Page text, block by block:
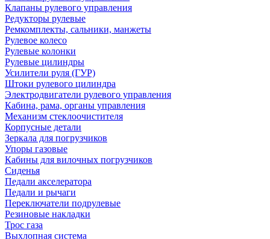
Клапаны рулевого управления
Редукторы рулевые
Ремкомплекты, сальники, манжеты
Рулевое колесо
Рулевые колонки
Рулевые цилиндры
Усилители руля (ГУР)
Штоки рулевого цилиндра
Электродвигатели рулевого управления
Кабина, рама, органы управления
Механизм стеклоочистителя
Корпусные детали
Зеркала для погрузчиков
Упоры газовые
Кабины для вилочных погрузчиков
Сиденья
Педали акселератора
Педали и рычаги
Переключатели подрулевые
Резиновые накладки
Трос газа
Выхлопная система